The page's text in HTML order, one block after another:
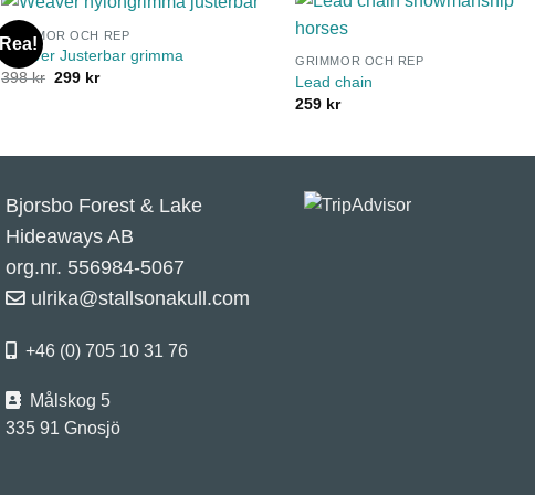
Rea!
GRIMMOR OCH REP
Weaver Justerbar grimma
398kr Det
299 krDet
GRIMMOR OCH REP
Lead chain
259 kr
Bjorsbo Forest & Lake
Hideaways AB
org.nr. 556984-5067
ulrika@stallsonakull.com
+46 (0) 705 10 31 76
Målskog 5
335 91 Gnosjö